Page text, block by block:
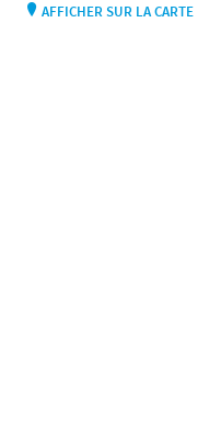
AFFICHER SUR LA CARTE